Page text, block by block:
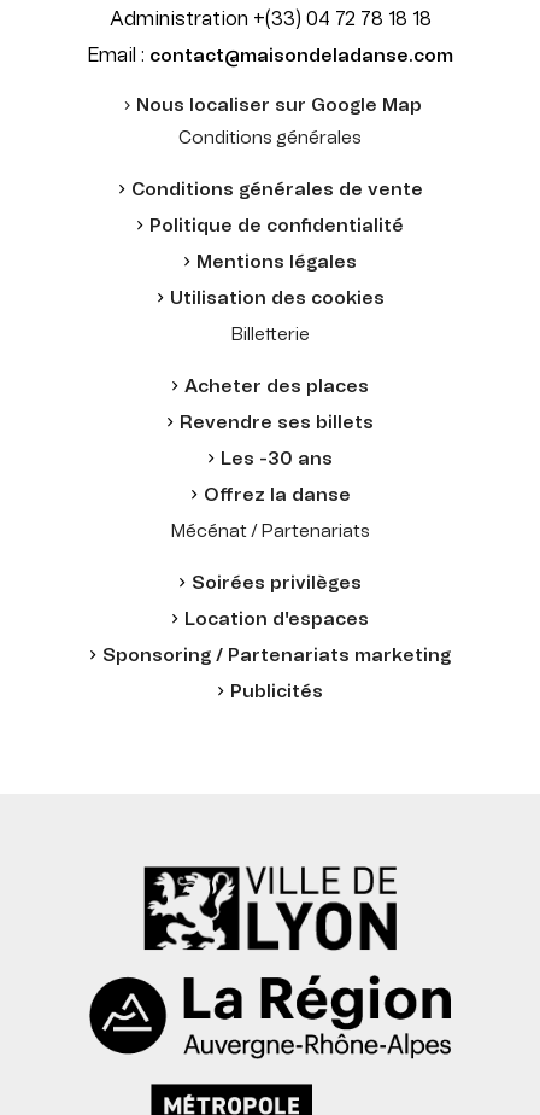
Administration +(33) 04 72 78 18 18
Email : contact@maisondeladanse.com
Nous localiser sur Google Map
Conditions générales
Conditions générales de vente
Politique de confidentialité
Mentions légales
Utilisation des cookies
Billetterie
Acheter des places
Revendre ses billets
Les -30 ans
Offrez la danse
Mécénat / Partenariats
Soirées privilèges
Location d'espaces
Sponsoring / Partenariats marketing
Publicités